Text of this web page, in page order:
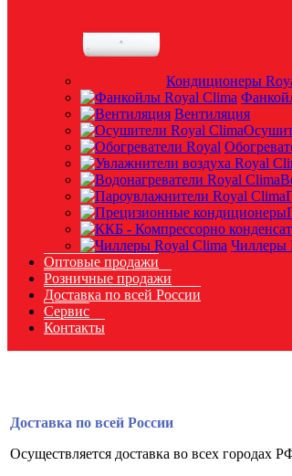
Кондиционеры
Вентиляция
Чиллеры
Оптовые продажи
Розничные продажи
Доставка по всей России
Сервис
Контакты
Доставка по всей России
Осуществляется доставка во всех городах